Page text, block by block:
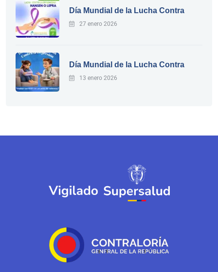
Día Mundial de la Lucha Contra
27 enero 2026
Día Mundial de la Lucha Contra
13 enero 2026